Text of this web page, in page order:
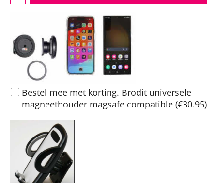
Bestel mee met korting. Brodit universele
magneethouder magsafe compatible (€30.95)